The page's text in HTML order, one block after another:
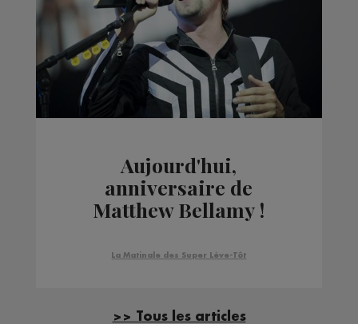
Aujourd'hui,
anniversaire de
Matthew Bellamy !
La Matinale des Super Lève-Tôt
>> Tous les articles